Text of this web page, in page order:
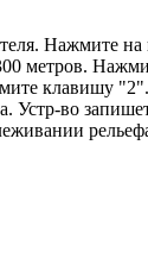
Нажмите
метров.
клавишу "2".
во